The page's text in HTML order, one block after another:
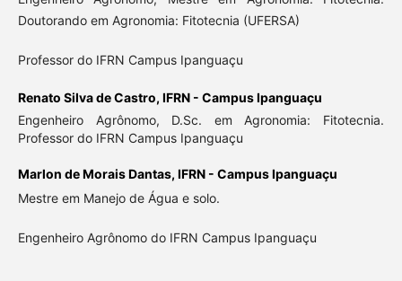
Doutorando em Agronomia: Fitotecnia (UFERSA)
Professor do IFRN Campus Ipanguaçu
Renato Silva de Castro, IFRN - Campus Ipanguaçu
Engenheiro Agrônomo, D.Sc. em Agronomia: Fitotecnia.
Professor do IFRN Campus Ipanguaçu
Marlon de Morais Dantas, IFRN - Campus Ipanguaçu
Mestre em Manejo de Água e solo.
Engenheiro Agrônomo do IFRN Campus Ipanguaçu